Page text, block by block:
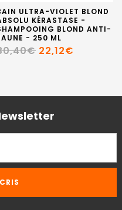
ULTRA-VIOLET BLOND
KÉRASTASE -
BLOND ANTI-
- 250 ML
22,12€